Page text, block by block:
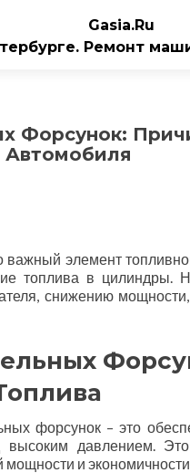
Gasia.Ru
Ремонт
Форсунок:
Автомобиля
элемент
топлива в цилиндры.
снижению
форсунок – это
высоким давлением.
и